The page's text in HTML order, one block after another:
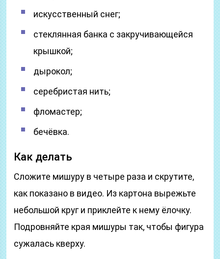
искусственный снег;
стеклянная банка с закручивающейся
крышкой;
дырокол;
серебристая нить;
фломастер;
бечёвка.
Как делать
Сложите мишуру в четыре раза и скрутите,
как показано в видео. Из картона вырежьте
небольшой круг и приклейте к нему ёлочку.
Подровняйте края мишуры так, чтобы фигура
сужалась кверху.